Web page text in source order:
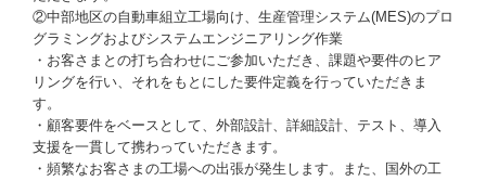
②中部地区の自動車組立工場向け、生産管理システム(MES)のプロ
グラミングおよびシステムエンジニアリング作業
・お客さまとの打ち合わせにご参加いただき、課題や要件のヒア
リングを行い、それをもとにした要件定義を行っていただきま
す。
・顧客要件をベースとして、外部設計、詳細設計、テスト、導入
支援を一貫して携わっていただきます。
・頻繁なお客さまの工場への出張が発生します。また、国外の工